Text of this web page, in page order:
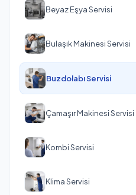
Beyaz Eşya Servisi
Bulaşık Makinesi Servisi
Buzdolabı Servisi
Çamaşır Makinesi Servisi
Kombi Servisi
Klima Servisi